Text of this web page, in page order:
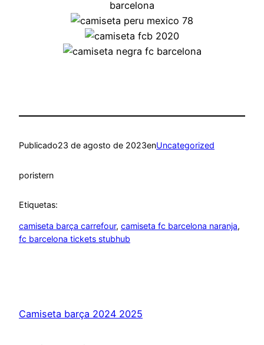
Publicado23 de agosto de 2023enUncategorized
poristern
Etiquetas:
camiseta barça carrefour, camiseta fc barcelona naranja
fc barcelona tickets stubhub
Camiseta barça 2024 2025